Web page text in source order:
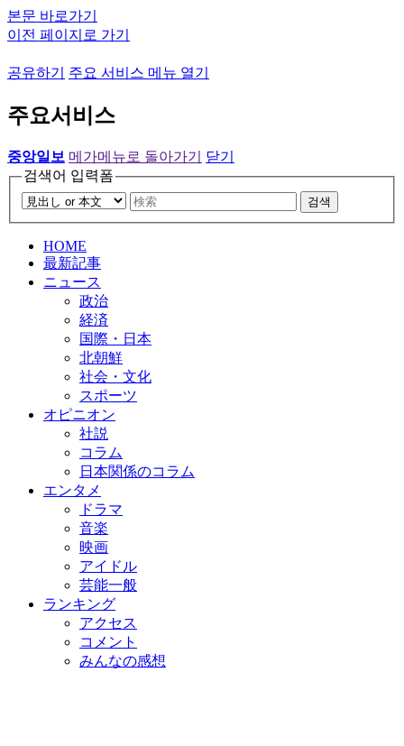
본문 바로가기
이전 페이지로 가기
공유하기 주요 서비스 메뉴 열기
주요서비스
중앙일보 메가메뉴로 돌아가기
닫기
검색어 입력폼
검색
HOME
最新記事
ニュース
政治
経済
国際・日本
北朝鮮
社会・文化
スポーツ
オピニオン
社説
コラム
日本関係のコラム
エンタメ
ドラマ
音楽
映画
アイドル
芸能一般
ランキング
アクセス
コメント
みんなの感想